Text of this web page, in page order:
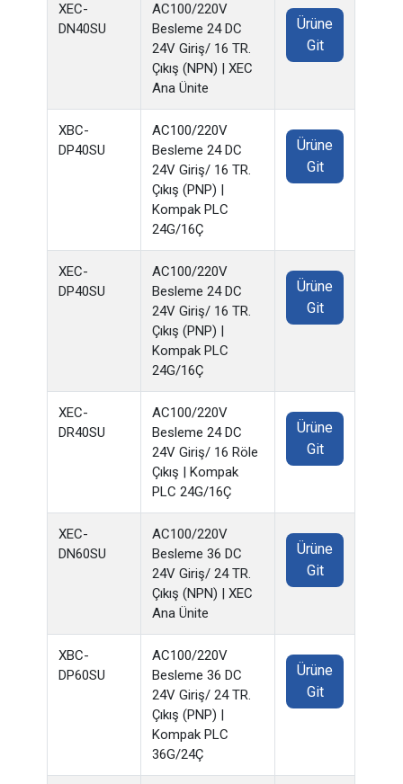
XEC-
DN40SU
AC100/220V
Besleme 24 DC
24V Giriş/ 16 TR.
Çıkış (NPN) | XEC
Ana Ünite
Ürüne
Git
XBC-
DP40SU
AC100/220V
Besleme 24 DC
24V Giriş/ 16 TR.
Çıkış (PNP) |
Kompak PLC
24G/16Ç
Ürüne
Git
XEC-
DP40SU
AC100/220V
Besleme 24 DC
24V Giriş/ 16 TR.
Çıkış (PNP) |
Kompak PLC
24G/16Ç
Ürüne
Git
XEC-
DR40SU
AC100/220V
Besleme 24 DC
24V Giriş/ 16 Röle
Çıkış | Kompak
PLC 24G/16Ç
Ürüne
Git
XEC-
DN60SU
AC100/220V
Besleme 36 DC
24V Giriş/ 24 TR.
Çıkış (NPN) | XEC
Ana Ünite
Ürüne
Git
XBC-
DP60SU
AC100/220V
Besleme 36 DC
24V Giriş/ 24 TR.
Çıkış (PNP) |
Kompak PLC
36G/24Ç
Ürüne
Git